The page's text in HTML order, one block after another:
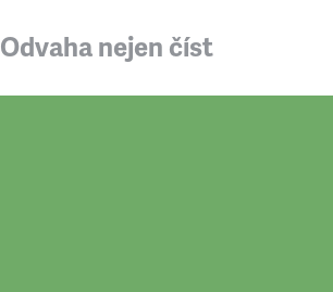
Odvaha nejen číst